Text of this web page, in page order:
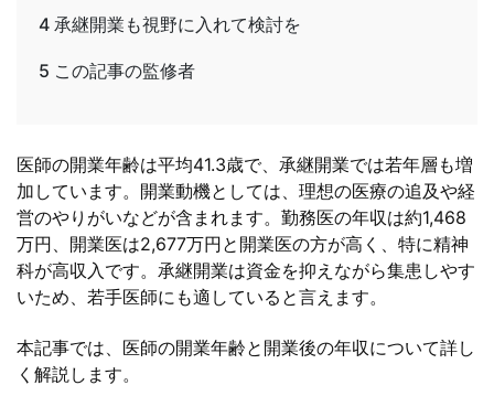
4 承継開業も視野に入れて検討を
5 この記事の監修者
医師の開業年齢は平均41.3歳で、承継開業では若年層も増
加しています。開業動機としては、理想の医療の追及や経
営のやりがいなどが含まれます。勤務医の年収は約1,468
万円、開業医は2,677万円と開業医の方が高く、特に精神
科が高収入です。承継開業は資金を抑えながら集患しやす
いため、若手医師にも適していると言えます。
本記事では、医師の開業年齢と開業後の年収について詳し
く解説します。